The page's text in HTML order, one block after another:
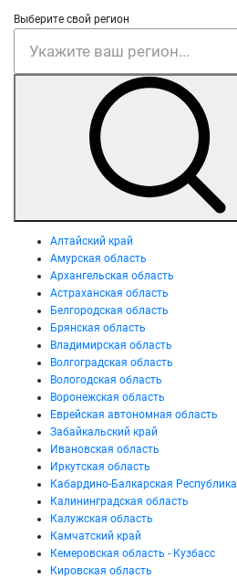
Выберите свой регион
Алтайский край
Амурская область
Архангельская область
Астраханская область
Белгородская область
Брянская область
Владимирская область
Волгоградская область
Вологодская область
Воронежская область
Еврейская автономная область
Забайкальский край
Ивановская область
Иркутская область
Кабардино-Балкарская Республика
Калининградская область
Калужская область
Камчатский край
Кемеровская область - Кузбасс
Кировская область